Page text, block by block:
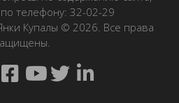
телефону: 32-02-29
Купалы © 2026. Все права